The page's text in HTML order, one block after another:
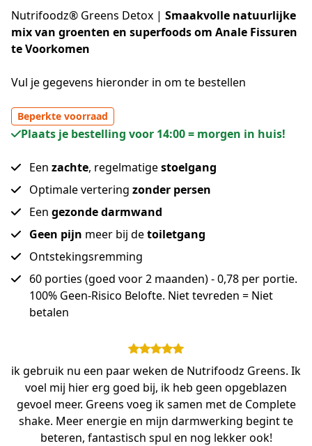
Nutrifoodz® Greens Detox | Smaakvolle natuurlijke
mix van groenten en superfoods om Anale Fissuren
te Voorkomen
Vul je gegevens hieronder in om te bestellen
Beperkte voorraad
Plaats je bestelling voor 14:00 = morgen in huis!
Een zachte, regelmatigestoelgang
Optimale vertering zonder persen
Een gezonde darmwand
Geen pijn meer bij detoiletgang
Ontstekingsremming
60 porties (goed voor 2 maanden) - 0,78 per portie.
100% Geen-Risico Belofte. Niet tevreden = Niet
betalen
ik gebruik nu een paar weken de Nutrifoodz Greens. Ik
voel mij hier erg goed bij, ik heb geen opgeblazen
gevoel meer. Greens voeg ik samen met de Complete
shake. Meer energie en mijn darmwerking begint te
beteren, fantastisch spul en nog lekker ook!